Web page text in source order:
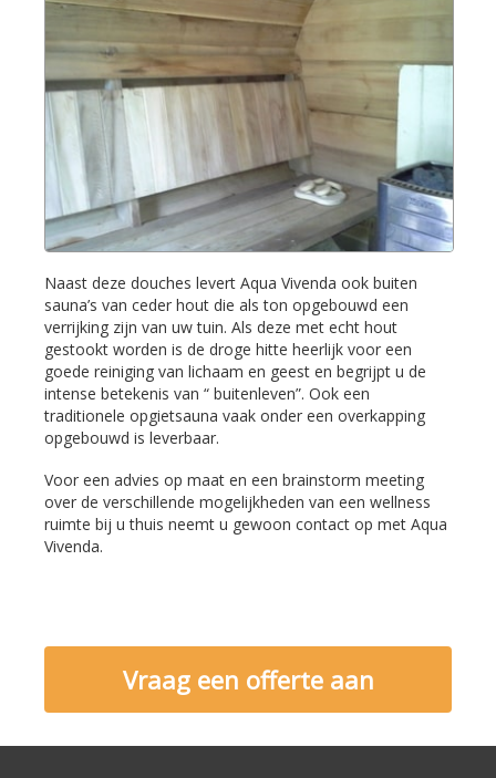
Naast deze douches levert Aqua Vivenda ook buiten
sauna’s van ceder hout die als ton opgebouwd een
verrijking zijn van uw tuin. Als deze met echt hout
gestookt worden is de droge hitte heerlijk voor een
goede reiniging van lichaam en geest en begrijpt u de
intense betekenis van “ buitenleven”. Ook een
traditionele opgietsauna vaak onder een overkapping
opgebouwd is leverbaar.
Voor een advies op maat en een brainstorm meeting
over de verschillende mogelijkheden van een wellness
ruimte bij u thuis neemt u gewoon contact op met Aqua
Vivenda.
Vraag een offerte aan